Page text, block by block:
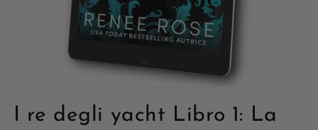
media
inI re degli yacht Libro 1: La